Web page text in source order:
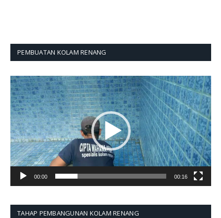
PEMBUATAN KOLAM RENANG
Pemutar
Video
00:00 00:16
TAHAP PEMBANGUNAN KOLAM RENANG